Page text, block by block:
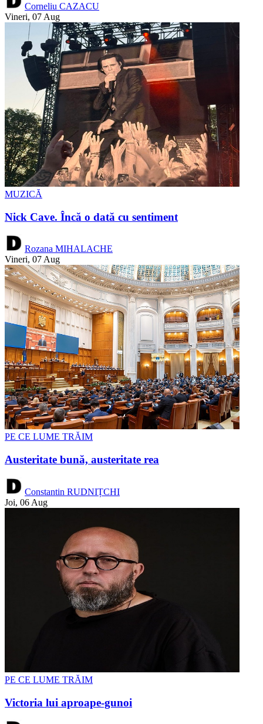
Corneliu CAZACU
Vineri, 07 Aug
MUZICĂ
Nick Cave. Încă o dată cu sentiment
Rozana MIHALACHE
Vineri, 07 Aug
PE CE LUME TRĂIM
Austeritate bună, austeritate rea
Constantin RUDNIȚCHI
Joi, 06 Aug
PE CE LUME TRĂIM
Victoria lui aproape-gunoi